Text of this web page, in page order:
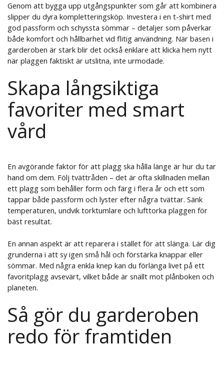
Genom att bygga upp utgångspunkter som går att kombinera
slipper du dyra kompletteringsköp. Investera i en t-shirt med
god passform och schyssta sömmar – detaljer som påverkar
både komfort och hållbarhet vid flitig användning. När basen i
garderoben är stark blir det också enklare att klicka hem nytt
när plaggen faktiskt är utslitna, inte urmodade.
Skapa långsiktiga
favoriter med smart
vård
En avgörande faktor för att plagg ska hålla länge är hur du tar
hand om dem. Följ tvättråden – det är ofta skillnaden mellan
ett plagg som behåller form och färg i flera år och ett som
tappar både passform och lyster efter några tvättar. Sänk
temperaturen, undvik torktumlare och lufttorka plaggen för
bäst resultat.
En annan aspekt är att reparera i stället för att slänga. Lär dig
grunderna i att sy igen små hål och förstärka knappar eller
sömmar. Med några enkla knep kan du förlänga livet på ett
favoritplagg avsevärt, vilket både är snällt mot plånboken och
planeten.
Så gör du garderoben
redo för framtiden